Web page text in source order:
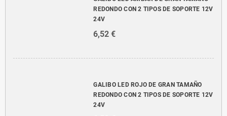
REDONDO CON 2 TIPOS DE SOPORTE 12V
24V
6,52 €
GALIBO LED ROJO DE GRAN TAMAÑO
REDONDO CON 2 TIPOS DE SOPORTE 12V
24V